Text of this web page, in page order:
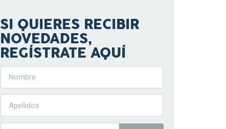
SI QUIERES RECIBIR
NOVEDADES,
REGÍSTRATE AQUÍ